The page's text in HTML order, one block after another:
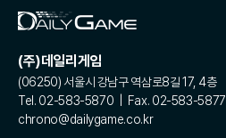
(주)데일리게임
(06250) 서울시 강남구 역삼로8길 17, 4층
Tel. 02-583-5870 | Fax. 02-583-5877
chrono@dailygame.co.kr